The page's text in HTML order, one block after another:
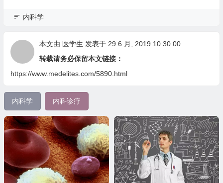
内科学
本文由 医学生 发表于 29 6 月, 2019 10:30:00
转载请务必保留本文链接：
https://www.medelites.com/5890.html
内科学 内科诊疗